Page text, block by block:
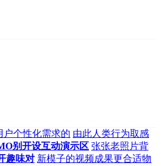
户个性化需求的 由此人类行为取感
别开设互动演示区 张张老照片背
趣味对 新模子的视频成果更合适物